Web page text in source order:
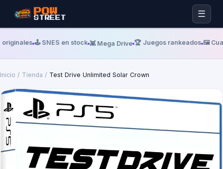
POW
STREET ☰
originales 🕹️ SNES en stock 👾 Mega Drive 🏆 Juegos rankeados 🖼️
Inicio / Tienda / Test Drive Unlimited Solar Crown